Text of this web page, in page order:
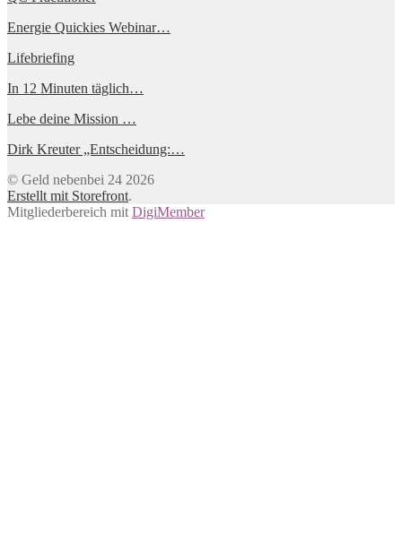
Energie Quickies Webinar…
Lifebriefing
In 12 Minuten täglich…
Lebe deine Mission …
Dirk Kreuter „Entscheidung:…
© Geld nebenbei 24 2026
Erstellt mit Storefront.
Mitgliederbereich mit DigiMember